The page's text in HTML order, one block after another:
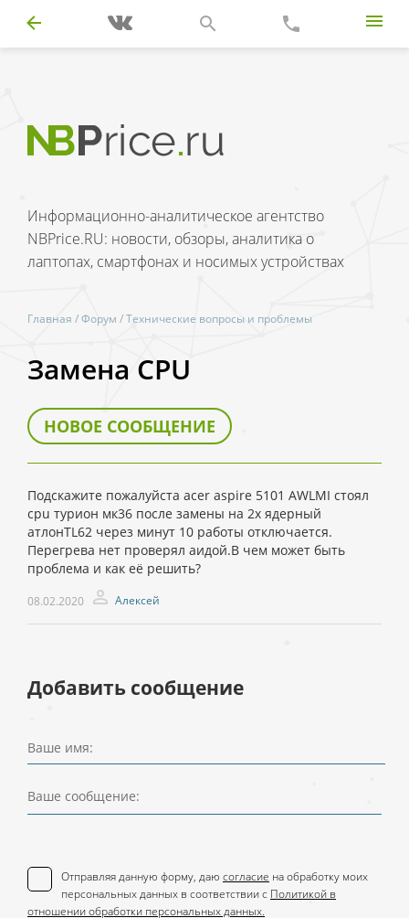
Информационно-аналитическое агентство
NBPrice.RU: новости, обзоры, аналитика о
лаптопах, смартфонах и носимых устройствах
Главная /Форум /Технические вопросы и проблемы
Замена CPU
НОВОЕ СООБЩЕНИЕ
Подскажите пожалуйста acer aspire 5101 AWLMI стоял
cpu турион мк36 после замены на 2х ядерный
атлонTL62 через минут 10 работы отключается.
Перегрева нет проверял аидой.В чем может быть
проблема и как её решить?
08.02.2020 Алексей
Добавить сообщение
Ваше имя:
Ваше сообщение:
Отправляя данную форму, даю согласие на обработку моих
персональных данных в соответствии с Политикой в
отношении обработки персональных данных.